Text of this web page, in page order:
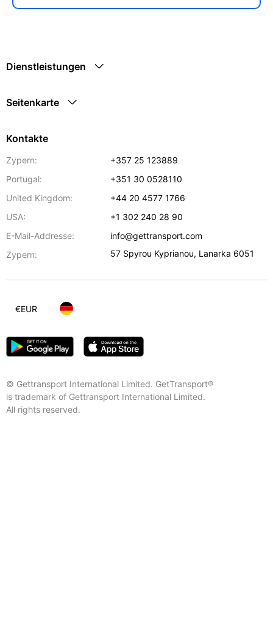
Dienstleistungen
Seitenkarte
Kontakte
Zypern:
+357 25 123889
Portugal:
+351 30 0528110
United Kingdom:
+44 20 4577 1766
USA:
+1 302 240 28 90
E-Mail-Addresse:
info@gettransport.com
Zypern:
57 Spyrou Kyprianou, Lanarka 6051
© Gettransport International Limited. GetTransport®
is trademark of Gettransport International Limited.
All rights reserved.
€EUR